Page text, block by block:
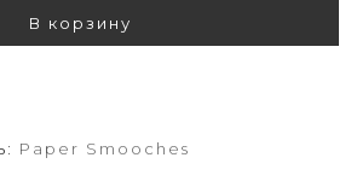
В корзину
Paper Smooches